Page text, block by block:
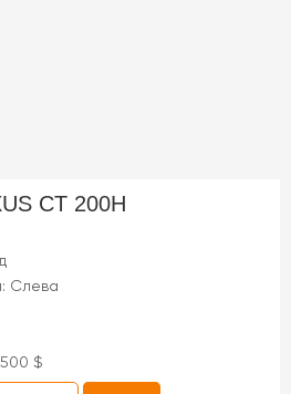
CT 200H
Слева
$